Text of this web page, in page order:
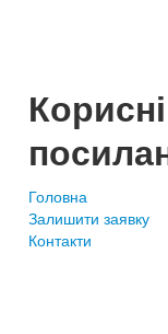
Корисні
Головна
Залишити заявку
Контакти